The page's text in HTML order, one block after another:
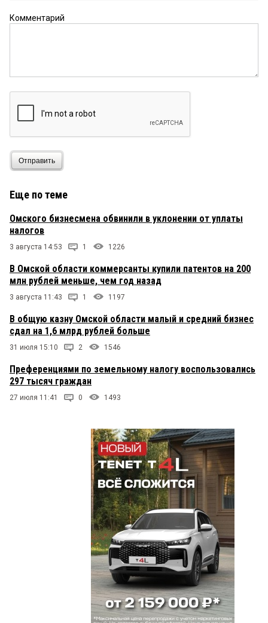
Комментарий
Отправить
Еще по теме
Омского бизнесмена обвинили в уклонении от уплаты
налогов
3 августа 14:53 1 1226
В Омской области коммерсанты купили патентов на 200
млн рублей меньше, чем год назад
3 августа 11:43 1 1197
В общую казну Омской области малый и средний бизнес
сдал на 1,6 млрд рублей больше
31 июля 15:10 2 1546
Преференциями по земельному налогу воспользовались
297 тысяч граждан
27 июля 11:41 0 1493